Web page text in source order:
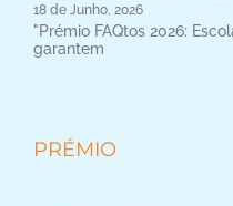
18 de Junho, 2026
"Prémio FAQtos 2026:
garantem
PRÉMIO